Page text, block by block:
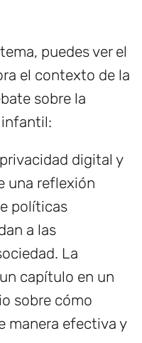
puedes ver el
el contexto de la
sobre la
infantil:
digital y
una reflexión
políticas
a las
La
capítulo en un
sobre cómo
manera efectiva y